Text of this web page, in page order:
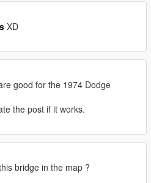
XD
good for the 1974 Dodge
the post if it works.
bridge in the map ?